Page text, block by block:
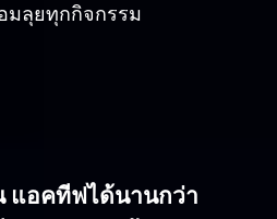
มลุยทุกกิจกรรม
แอคทีฟได้นานกว่า